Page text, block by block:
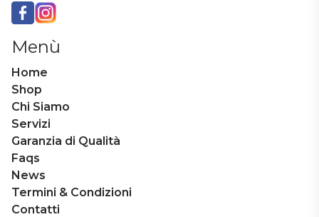
Menù
Home
Shop
Chi Siamo
Servizi
Garanzia di Qualità
Faqs
News
Termini & Condizioni
Contatti